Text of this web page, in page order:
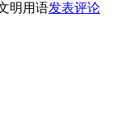
明用语发表评论